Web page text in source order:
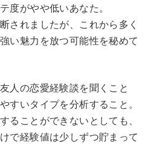
度がやや低いあなた。
されましたが、これから多く
い魅力を放つ可能性を秘めて
人の恋愛経験談を聞くこと
すいタイプを分析すること。
ることができないとしても、
で経験値は少しずつ貯まって